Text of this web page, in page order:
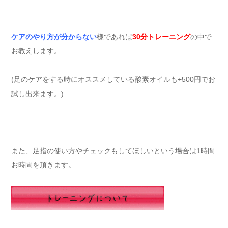
ケアのやり方が分からない様であれば30分トレーニングの中で
お教えします。
(足のケアをする時にオススメしている酸素オイルも+500円でお
試し出来ます。)
また、足指の使い方やチェックもしてほしいという場合は1時間
お時間を頂きます。